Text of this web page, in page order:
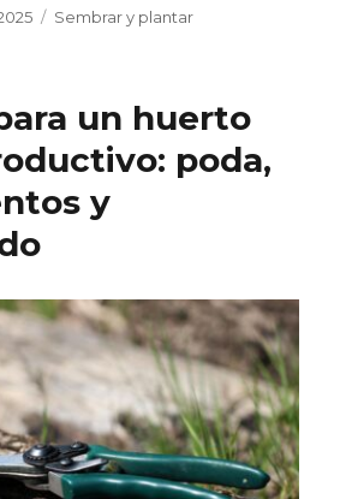
Categorías
Sembrar y plantar
un huerto
poda,
y